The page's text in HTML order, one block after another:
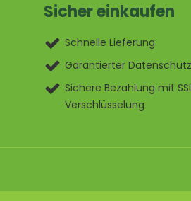
Sicher einkaufen
Schnelle Lieferung
Garantierter Datenschutz
Sichere Bezahlung mit
Verschlüsselung